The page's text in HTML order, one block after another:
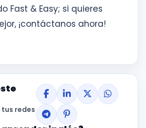
Fast & Easy; si quieres
¡contáctanos ahora!
redes